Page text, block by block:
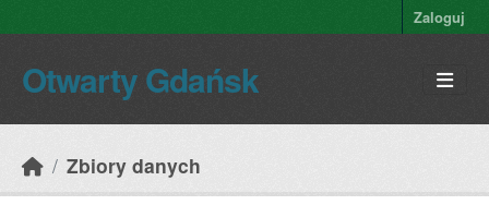
Zaloguj
Otwarty Gdańsk
Zbiory danych